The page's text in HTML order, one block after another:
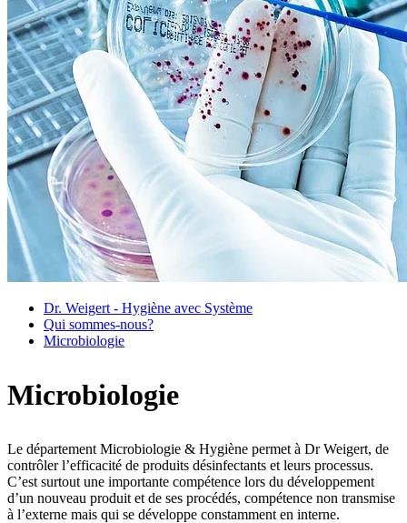
Dr. Weigert - Hygiène avec Système
Qui sommes-nous?
Microbiologie
Microbiologie
Le département Microbiologie & Hygiène permet à Dr Weigert, de
contrôler l’efficacité de produits désinfectants et leurs processus.
C’est surtout une importante compétence lors du développement
d’un nouveau produit et de ses procédés, compétence non transmise
à l’externe mais qui se développe constamment en interne.